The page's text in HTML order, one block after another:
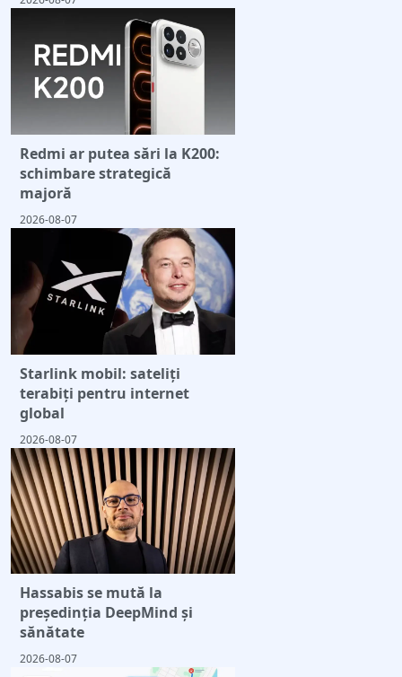
Redmi ar putea sări la K200:
schimbare strategică
majoră
2026-08-07
Starlink mobil: sateliți
terabiți pentru internet
global
2026-08-07
Hassabis se mută la
președinția DeepMind și
sănătate
2026-08-07